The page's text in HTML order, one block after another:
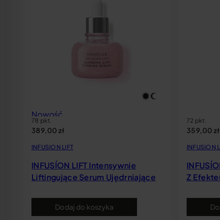
Nowość
78 pkt.
389,00 zł
INFUSION LIFT
INFUSÍON LIFT Intensywnie
Liftingujące Serum Ujędrniające
Dodaj do koszyka
72 pkt.
359,00 zł
INFUSION
Z
dla osób z ADHD
osób niewidomych
dla osób z padaczką